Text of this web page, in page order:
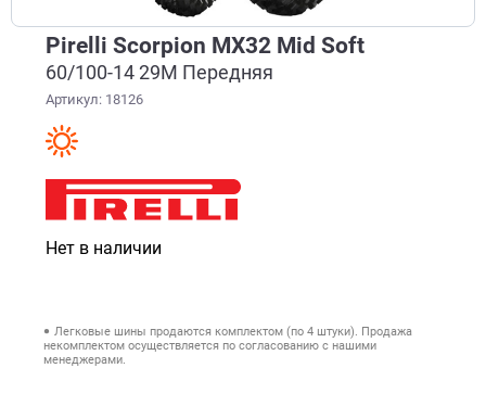
Pirelli Scorpion MX32 Mid Soft
60/100-14 29M Передняя
Артикул: 18126
Нет в наличии
Легковые шины продаются комплектом (по 4 штуки). Продажа
некомплектом осуществляется по согласованию с нашими
менеджерами.